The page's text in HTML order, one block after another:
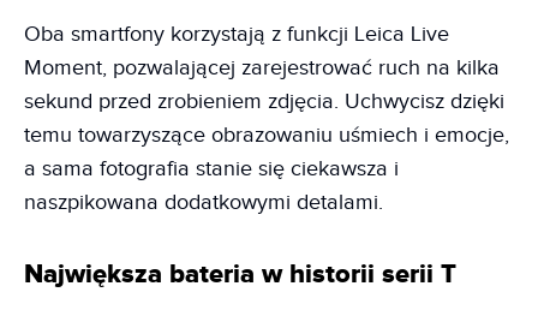
Oba smartfony korzystają z funkcji Leica Live
Moment, pozwalającej zarejestrować ruch na kilka
sekund przed zrobieniem zdjęcia. Uchwycisz dzięki
temu towarzyszące obrazowaniu uśmiech i emocje,
a sama fotografia stanie się ciekawsza i
naszpikowana dodatkowymi detalami.
Największa bateria w historii serii T